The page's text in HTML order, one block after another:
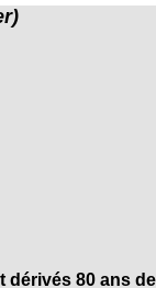
dérivés 80 ans